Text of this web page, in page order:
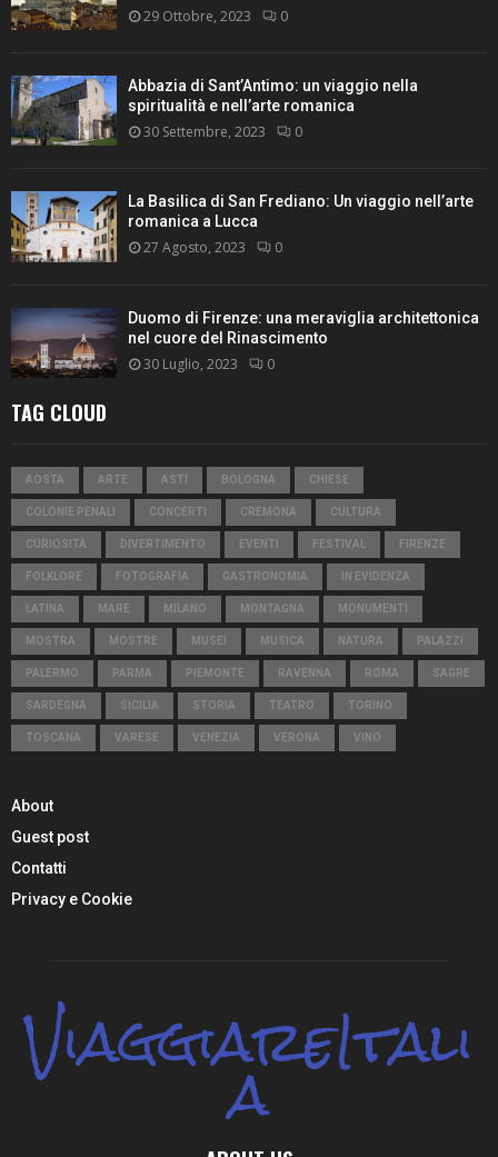
29 Ottobre, 2023 0
Abbazia di Sant’Antimo: un viaggio nella
spiritualità e nell’arte romanica
30 Settembre, 2023 0
La Basilica di San Frediano: Un viaggio nell’arte
romanica a Lucca
27 Agosto, 2023 0
Duomo di Firenze: una meraviglia architettonica
nel cuore del Rinascimento
30 Luglio, 2023 0
TAG CLOUD
AOSTA ARTE ASTI BOLOGNA CHIESE
COLONIE PENALI CONCERTI CREMONA CULTURA
CURIOSITÀ DIVERTIMENTO EVENTI FESTIVAL FIRENZE
FOLKLORE FOTOGRAFIA GASTRONOMIA IN EVIDENZA
LATINA MARE MILANO MONTAGNA MONUMENTI
MOSTRA MOSTRE MUSEI MUSICA NATURA PALAZZI
PALERMO PARMA PIEMONTE RAVENNA ROMA SAGRE
SARDEGNA SICILIA STORIA TEATRO TORINO
TOSCANA VARESE VENEZIA VERONA VINO
About
Guest post
Contatti
Privacy e Cookie
ViaggiareItali
a